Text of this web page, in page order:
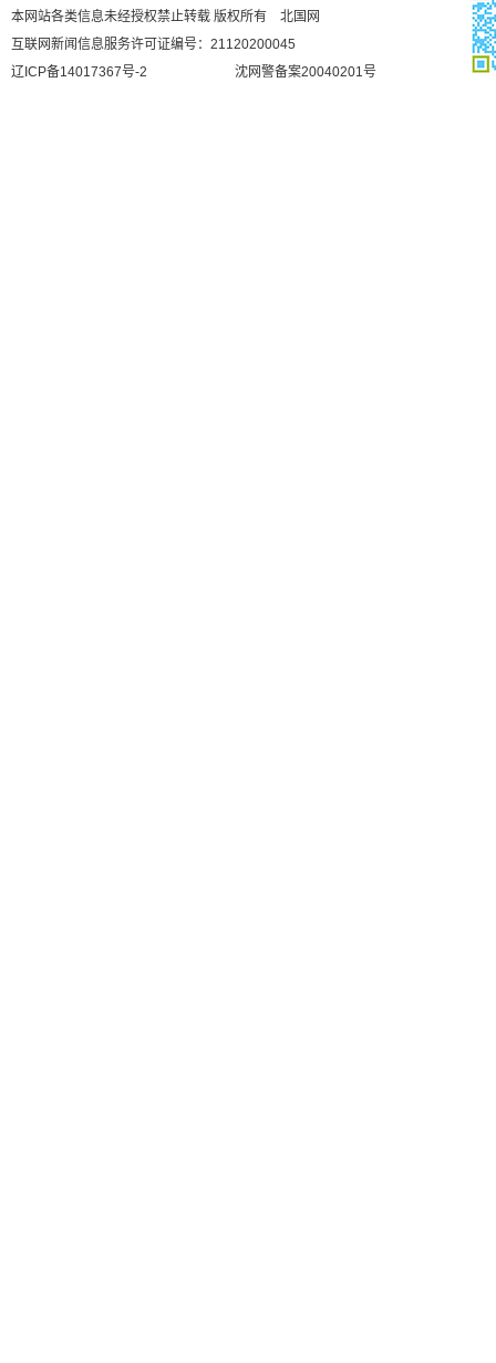
本网站各类信息未经授权禁止转载 版权所有 北国网
互联网新闻信息服务许可证编号：21120200045
辽ICP备14017367号-2
沈网警备案20040201号